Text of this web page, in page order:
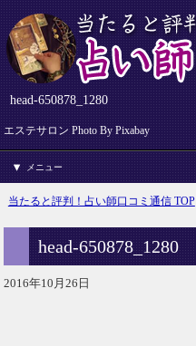
head-650878_1280
エステサロン Photo By Pixabay
メニュー
当たると評判！占い師口コミ通信 TOP
head-650878_1280
2016年10月26日